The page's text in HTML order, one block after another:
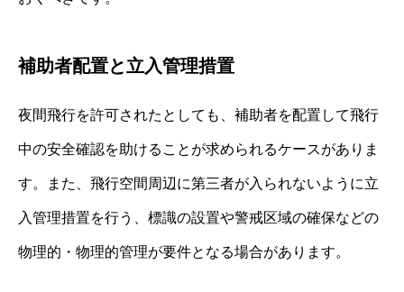
補助者配置と立入管理措置
夜間飛行を許可されたとしても、補助者を配置して飛行
中の安全確認を助けることが求められるケースがありま
す。また、飛行空間周辺に第三者が入られないように立
入管理措置を行う、標識の設置や警戒区域の確保などの
物理的・物理的管理が要件となる場合があります。